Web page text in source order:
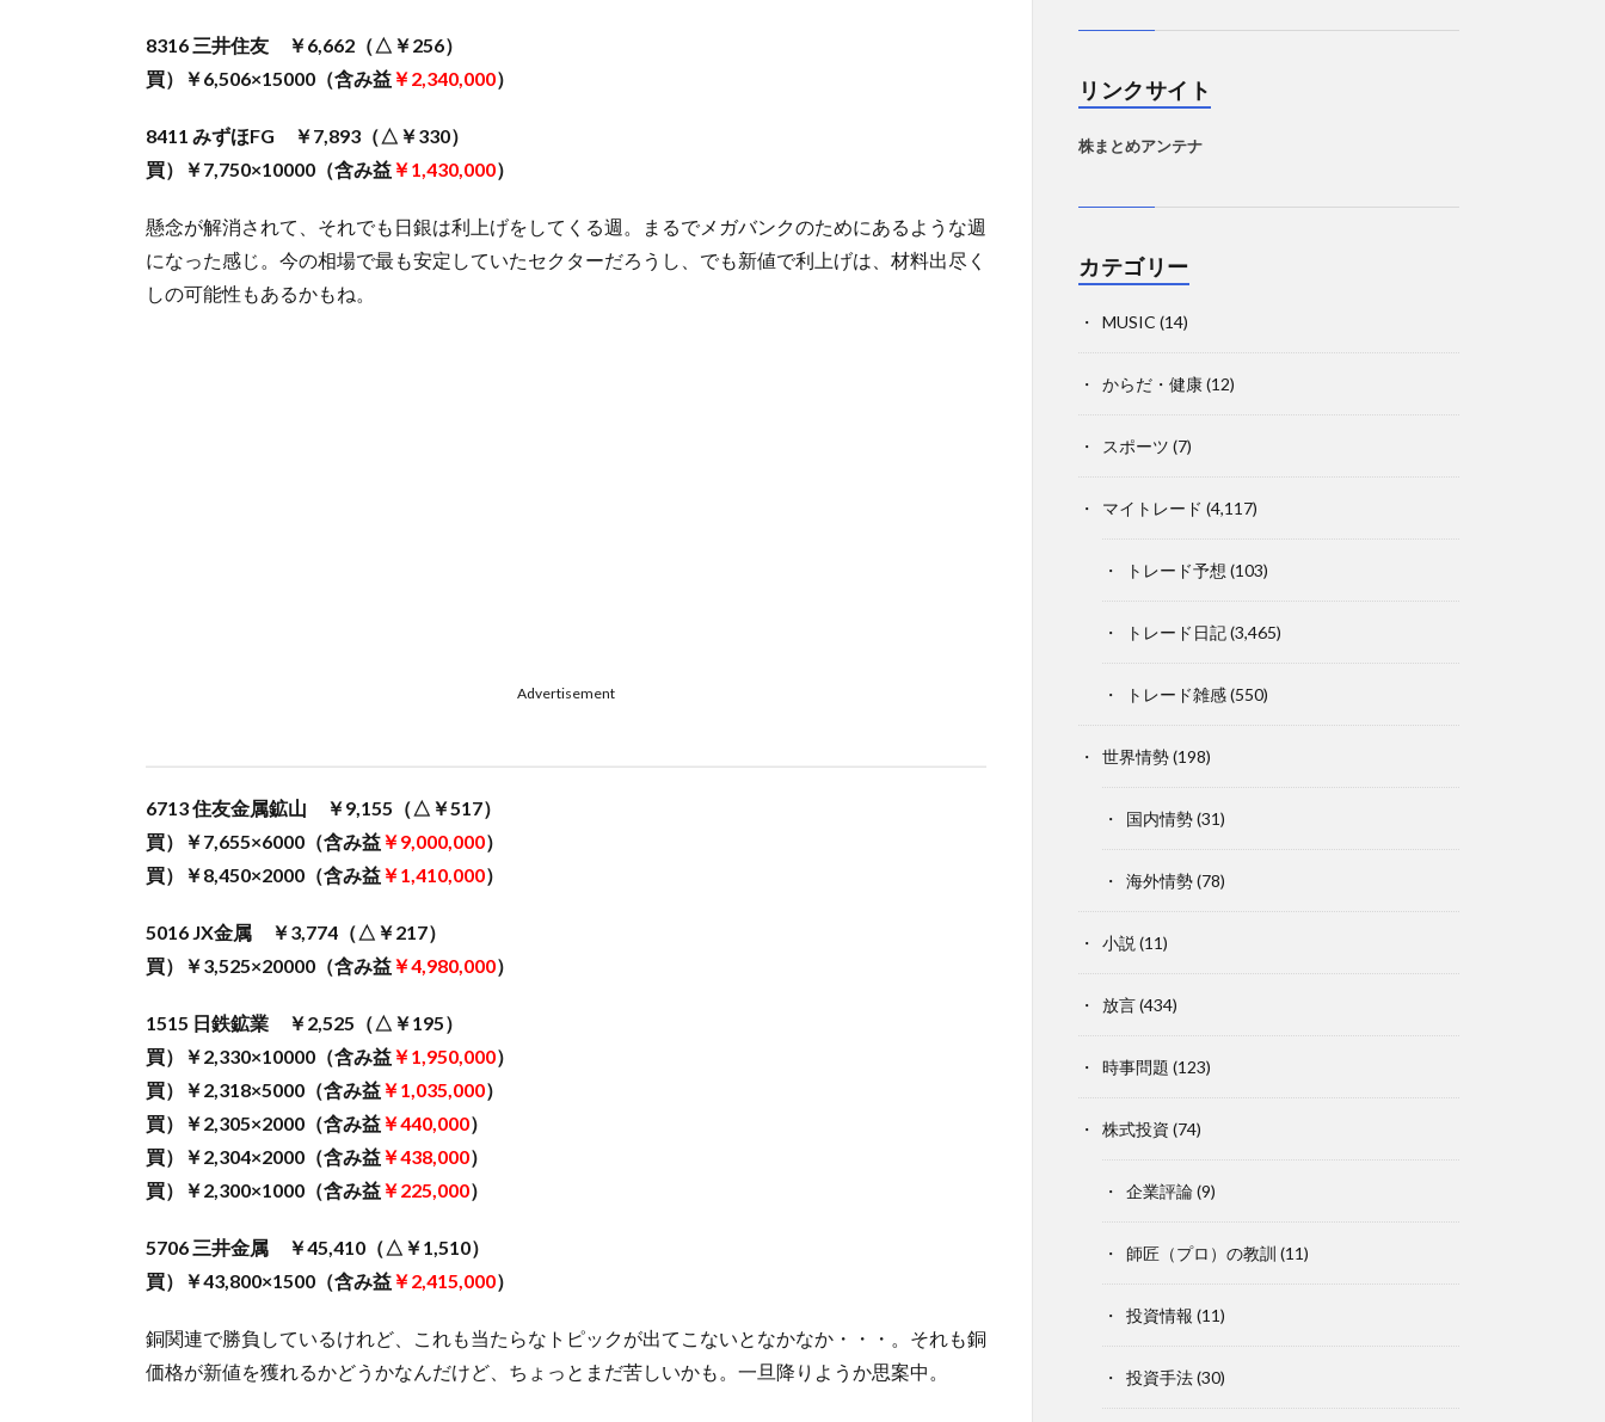
8316 三井住友 ￥6,662（△￥256）
買）￥6,506×15000（含み益￥2,340,000）
8411 みずほFG ￥7,893（△￥330）
買）￥7,750×10000（含み益￥1,430,000）
懸念が解消されて、それでも日銀は利上げをしてくる週。まるでメガバンクのためにあるような週
になった感じ。今の相場で最も安定していたセクターだろうし、でも新値で利上げは、材料出尽く
しの可能性もあるかもね。
Advertisement
6713 住友金属鉱山 ￥9,155（△￥517）
買）￥7,655×6000（含み益￥9,000,000）
買）￥8,450×2000（含み益￥1,410,000）
5016 JX金属 ￥3,774（△￥217）
買）￥3,525×20000（含み益￥4,980,000）
1515 日鉄鉱業 ￥2,525（△￥195）
買）￥2,330×10000（含み益￥1,950,000）
買）￥2,318×5000（含み益￥1,035,000）
買）￥2,305×2000（含み益￥440,000）
買）￥2,304×2000（含み益￥438,000）
買）￥2,300×1000（含み益￥225,000）
5706 三井金属 ￥45,410（△￥1,510）
買）￥43,800×1500（含み益￥2,415,000）
銅関連で勝負しているけれど、これも当たらなトピックが出てこないとなかなか・・・。それも銅
価格が新値を獲れるかどうかなんだけど、ちょっとまだ苦しいかも。一旦降りようか思案中。
リンクサイト
株まとめアンテナ
カテゴリー
MUSIC (14)
からだ・健康(12)
スポーツ (7)
マイトレード (4,117)
トレード予想 (103)
トレード日記(3,465)
トレード雑感(550)
世界情勢(198)
国内情勢(31)
海外情勢(78)
小説 (11)
放言(434)
時事問題 (123)
株式投資 (74)
企業評論(9)
師匠（プロ）の教訓 (11)
投資情報 (11)
投資手法(30)